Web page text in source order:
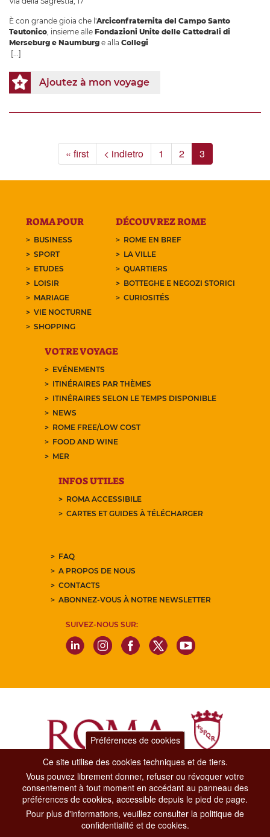
È con grande gioia che l'Arciconfraternita del Campo Santo
Teutonico, insieme alle Fondazioni Unite delle Cattedrali di
Merseburg e Naumburg e alla Collegi
[...]
Ajoutez à mon voyage
« first < indietro 1 2 3
ROMA POUR
BUSINESS
SPORT
ETUDES
LOISIR
MARIAGE
VIE NOCTURNE
SHOPPING
DÉCOUVREZ ROME
ROME EN BREF
LA VILLE
QUARTIERS
BOTTEGHE E NEGOZI STORICI
CURIOSITÉS
VOTRE VOYAGE
EVÉNEMENTS
ITINÉRAIRES PAR THÈMES
ITINÉRAIRES SELON LE TEMPS DISPONIBLE
NEWS
ROME FREE/LOW COST
FOOD AND WINE
MER
INFOS UTILES
ROMA ACCESSIBILE
CARTES ET GUIDES À TÉLÉCHARGER
FAQ
A PROPOS DE NOUS
CONTACTS
ABONNEZ-VOUS À NOTRE NEWSLETTER
SUIVEZ-NOUS SUR:
Dipartimento Grandi Eventi, Sport, Turismo e Moda.
Via di San Basilio, 51
00187 Roma
Préférences de cookies
Ce site utilise des cookies techniques et de tiers.
Vous pouvez librement donner, refuser ou révoquer votre
consentement à tout moment en accédant au panneau des
préférences de cookies, accessible depuis le pied de page.
Pour plus d'informations, veuillez consulter la politique de
confidentialité et de cookies.